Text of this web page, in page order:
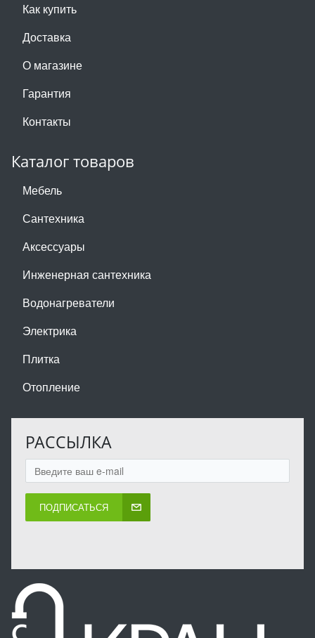
Как купить
Доставка
О магазине
Гарантия
Контакты
Каталог товаров
Мебель
Сантехника
Аксессуары
Инженерная сантехника
Водонагреватели
Электрика
Плитка
Отопление
РАССЫЛКА
ПОДПИСАТЬСЯ